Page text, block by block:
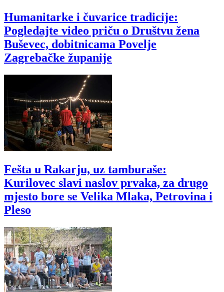
Humanitarke i čuvarice tradicije:
Pogledajte video priču o Društvu žena
Buševec, dobitnicama Povelje
Zagrebačke županije
Fešta u Rakarju, uz tamburaše:
Kurilovec slavi naslov prvaka, za drugo
mjesto bore se Velika Mlaka, Petrovina i
Pleso